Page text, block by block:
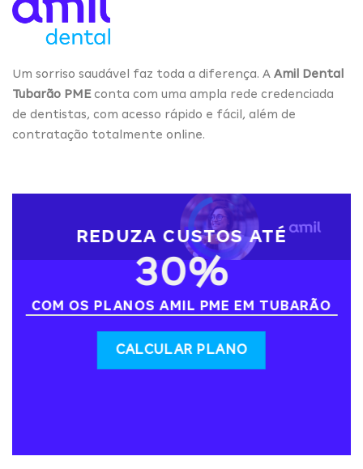
Um sorriso saudável faz toda a diferença. A Amil Dental
Tubarão PMEconta com uma ampla rede credenciada
de dentistas, com acesso rápido e fácil, além de
contratação totalmente online.
REDUZA CUSTOS ATÉ
30%
COM OS PLANOS AMIL PME EM TUBARÃO
CALCULAR PLANO